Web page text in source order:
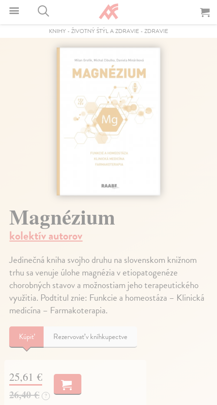
KNIHY - ŽIVOTNÝ ŠTÝL A ZDRAVIE - ZDRAVIE
Magnézium
kolektív autorov
Jedinečná kniha svojho druhu na slovenskom knižnom
trhu sa venuje úlohe magnézia v etiopatogenéze
chorobných stavov a možnostiam jeho terapeutického
využitia. Podtitul znie: Funkcie a homeostáza – Klinická
medicína – Farmakoterapia.
Kúpiť Rezervovať v kníhkupectve
25,61 €
26,40 €
?